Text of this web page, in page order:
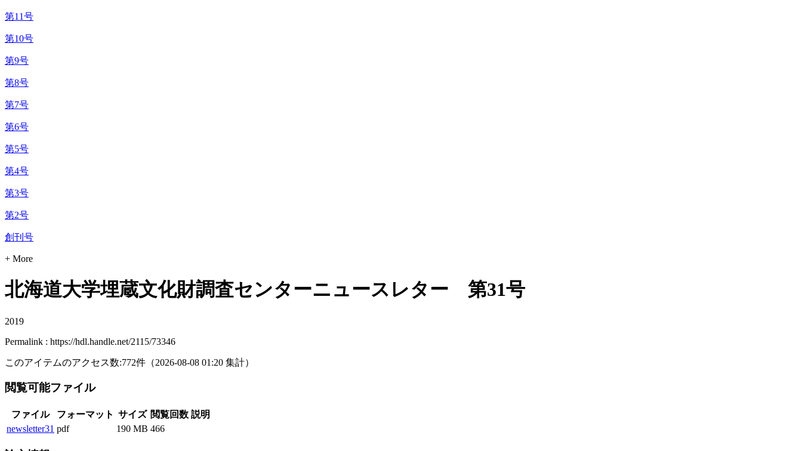
第11号
第10号
第9号
第8号
第7号
第6号
第5号
第4号
第3号
第2号
創刊号
+ More
北海道大学埋蔵文化財調査センターニュースレター 第31号
2019
Permalink : https://hdl.handle.net/2115/73346
このアイテムのアクセス数:772件 （2026-08-08 01:20 集計）
閲覧可能ファイル
ファイル フォーマット サイズ 閲覧回数 説明
newsletter31 pdf 190 MB 466